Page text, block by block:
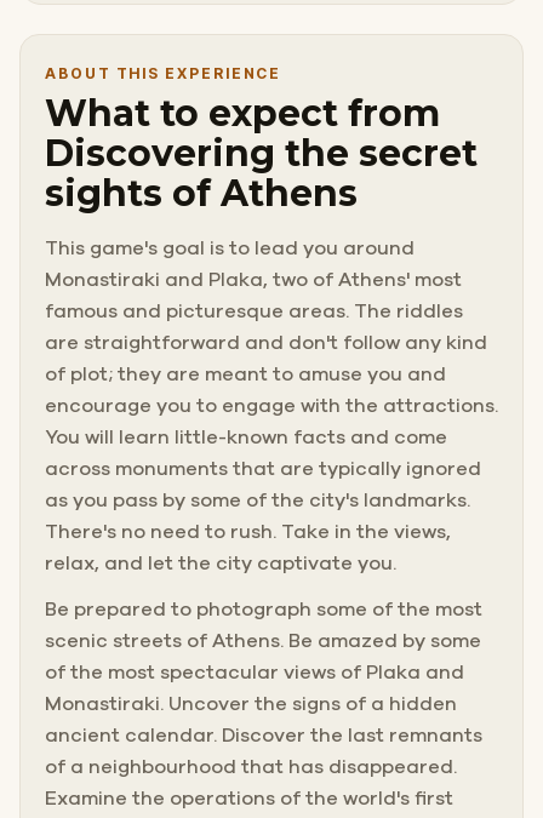
ABOUT THIS EXPERIENCE
What to expect from
Discovering the secret
sights of Athens
This game's goal is to lead you around
Monastiraki and Plaka, two of Athens' most
famous and picturesque areas. The riddles
are straightforward and don't follow any kind
of plot; they are meant to amuse you and
encourage you to engage with the attractions.
You will learn little-known facts and come
across monuments that are typically ignored
as you pass by some of the city's landmarks.
There's no need to rush. Take in the views,
relax, and let the city captivate you.
Be prepared to photograph some of the most
scenic streets of Athens. Be amazed by some
of the most spectacular views of Plaka and
Monastiraki. Uncover the signs of a hidden
ancient calendar. Discover the last remnants
of a neighbourhood that has disappeared.
Examine the operations of the world's first